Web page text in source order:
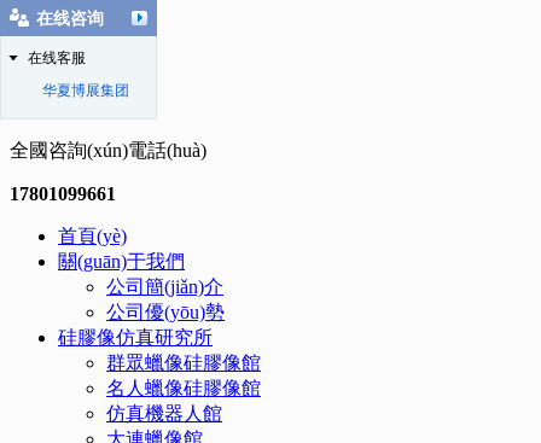
全國咨詢(xún)電話(huà)
17801099661
首頁(yè)
關(guān)于我們
公司簡(jiǎn)介
公司優(yōu)勢
硅膠像仿真研究所
群眾蠟像硅膠像館
名人蠟像硅膠像館
仿真機器人館
大連蠟像館
在线咨询
在线客服
华夏博展集团